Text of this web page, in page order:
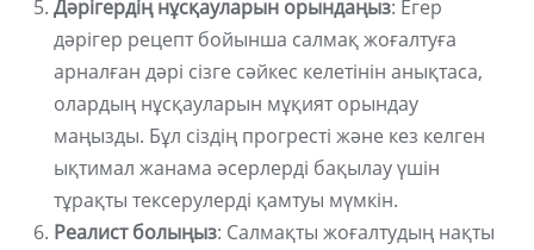
Дәрігердің нұсқауларын орындаңыз: Егер
дәрігер рецепт бойынша салмақ жоғалтуға
арналған дәрі сізге сәйкес келетінін анықтаса,
олардың нұсқауларын мұқият орындау
маңызды. Бұл сіздің прогресті және кез келген
ықтимал жанама әсерлерді бақылау үшін
тұрақты тексерулерді қамтуы мүмкін.
Реалист болыңыз: Салмақты жоғалтудың нақты